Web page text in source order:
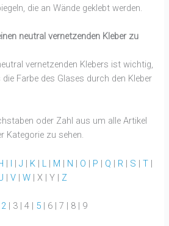
die an Wände geklebt werden.
neutral vernetzenden Kleber zu
vernetzenden Klebers ist wichtig,
Farbe des Glases durch den Kleber
oder Zahl aus um alle Artikel
Kategorie zu sehen.
| I | J | K | L | M | N | O | P | Q | R | S | T |
| V| W| X | Y | Z
2| 3 | 4 | 5| 6 | 7 | 8 | 9